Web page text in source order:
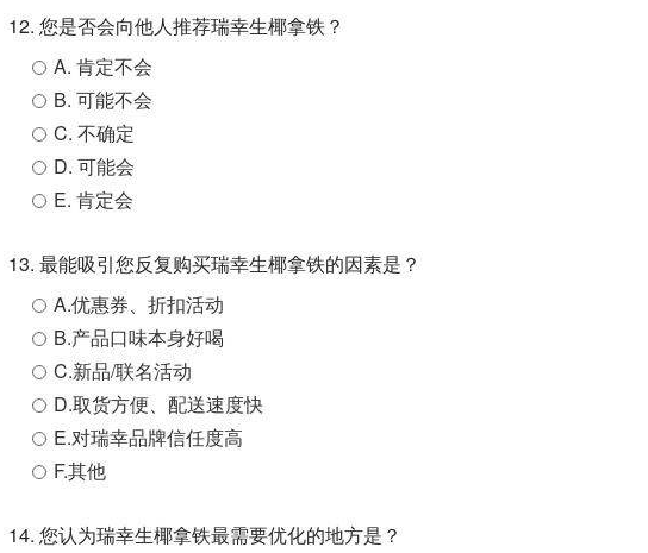
12. 您是否会向他人推荐瑞幸生椰拿铁？
A. 肯定不会
B. 可能不会
C. 不确定
D. 可能会
E. 肯定会
13. 最能吸引您反复购买瑞幸生椰拿铁的因素是？
A.优惠券、折扣活动
B.产品口味本身好喝
C.新品/联名活动
D.取货方便、配送速度快
E.对瑞幸品牌信任度高
F.其他
14. 您认为瑞幸生椰拿铁最需要优化的地方是？